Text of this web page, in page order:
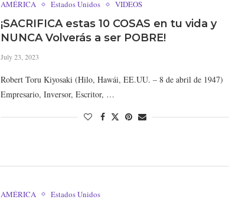
AMÉRICA Estados Unidos VIDEOS
¡SACRIFICA estas 10 COSAS en tu vida y
NUNCA Volverás a ser POBRE!
July 23, 2023
Robert Toru Kiyosaki (Hilo, Hawái, EE.UU. – 8 de abril de 1947)
Empresario, Inversor, Escritor, …
AMÉRICA Estados Unidos